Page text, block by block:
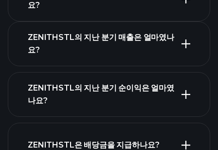
요?
ZENITHSTL의 지난 분기 매출은 얼마였나
요?
ZENITHSTL의 지난 분기 순이익은 얼마였
나요?
ZENITHSTL은 배당금을 지급하나요?